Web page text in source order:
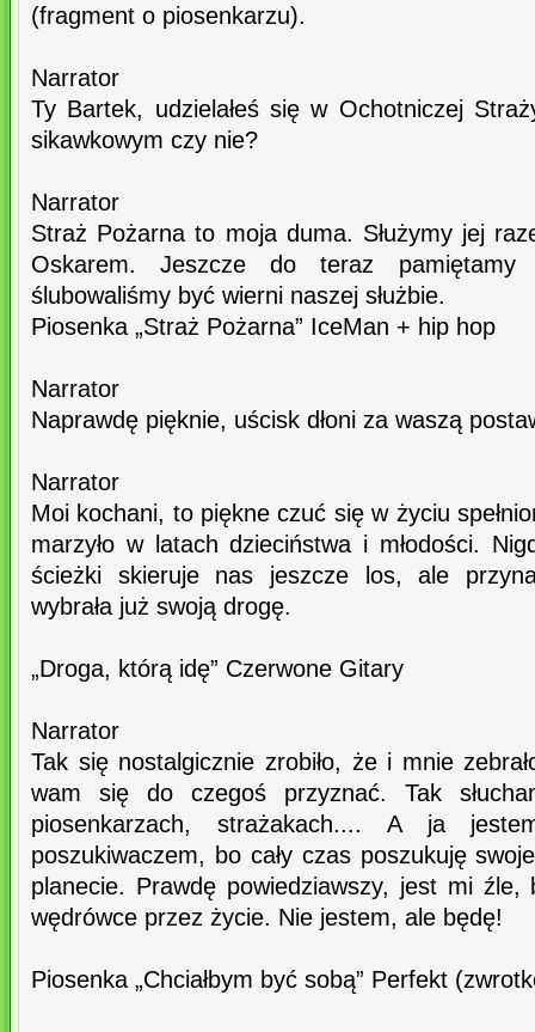
(fragment o piosenkarzu).
Narrator
Ty Bartek, udzielałeś się w Ochotniczej
sikawkowym czy nie?
Narrator
Straż Pożarna to moja duma. Służymy jej
Oskarem. Jeszcze do teraz pamiętamy
ślubowaliśmy być wierni naszej służbie.
Piosenka „Straż Pożarna” IceMan + hip hop
Narrator
Naprawdę pięknie, uścisk dłoni za waszą
Narrator
Moi kochani, to piękne czuć się w życiu
marzyło w latach dzieciństwa i młodości.
ścieżki skieruje nas jeszcze los, ale
wybrała już swoją drogę.
„Droga, którą idę” Czerwone Gitary
Narrator
Tak się nostalgicznie zrobiło, że i mnie
wam się do czegoś przyznać. Tak
piosenkarzach, strażakach.... A ja
poszukiwaczem, bo cały czas poszukuję
planecie. Prawdę powiedziawszy, jest mi
wędrówce przez życie. Nie jestem, ale będę!
Piosenka „Chciałbym być sobą” Perfekt